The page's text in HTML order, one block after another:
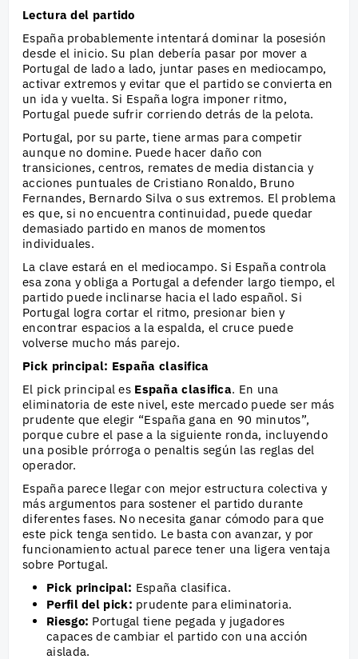
Lectura del partido
España probablemente intentará dominar la posesión
desde el inicio. Su plan debería pasar por mover a
Portugal de lado a lado, juntar pases en mediocampo,
activar extremos y evitar que el partido se convierta en
un ida y vuelta. Si España logra imponer ritmo,
Portugal puede sufrir corriendo detrás de la pelota.
Portugal, por su parte, tiene armas para competir
aunque no domine. Puede hacer daño con
transiciones, centros, remates de media distancia y
acciones puntuales de Cristiano Ronaldo, Bruno
Fernandes, Bernardo Silva o sus extremos. El problema
es que, si no encuentra continuidad, puede quedar
demasiado partido en manos de momentos
individuales.
La clave estará en el mediocampo. Si España controla
esa zona y obliga a Portugal a defender largo tiempo, el
partido puede inclinarse hacia el lado español. Si
Portugal logra cortar el ritmo, presionar bien y
encontrar espacios a la espalda, el cruce puede
volverse mucho más parejo.
Pick principal: España clasifica
El pick principal es España clasifica. En una
eliminatoria de este nivel, este mercado puede ser más
prudente que elegir “España gana en 90 minutos”,
porque cubre el pase a la siguiente ronda, incluyendo
una posible prórroga o penaltis según las reglas del
operador.
España parece llegar con mejor estructura colectiva y
más argumentos para sostener el partido durante
diferentes fases. No necesita ganar cómodo para que
este pick tenga sentido. Le basta con avanzar, y por
funcionamiento actual parece tener una ligera ventaja
sobre Portugal.
Pick principal: España clasifica.
Perfil del pick: prudente para eliminatoria.
Riesgo: Portugal tiene pegada y jugadores
capaces de cambiar el partido con una acción
aislada.